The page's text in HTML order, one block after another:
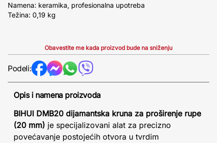
Namena: keramika, profesionalna upotreba
Težina: 0,19 kg
Obavestite me kada proizvod bude na sniženju
Podeli:
Opis i namena proizvoda
BIHUI DMB20 dijamantska kruna za proširenje rupe
(20 mm) je specijalizovani alat za precizno
povećavanje postojećih otvora u tvrdim